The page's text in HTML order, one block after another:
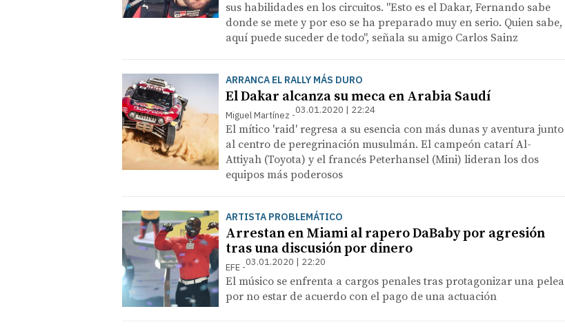
sus habilidades en los circuitos. "Esto es el Dakar, Fernando sabe
donde se mete y por eso se ha preparado muy en serio. Quien sabe,
aquí puede suceder de todo", señala su amigo Carlos Sainz
ARRANCA EL RALLY MÁS DURO
El Dakar alcanza su meca en Arabia Saudí
Miguel Martínez 03.01.2020 | 22:24
El mítico 'raid' regresa a su esencia con más dunas y aventura junto
al centro de peregrinación musulmán. El campeón catarí Al-
Attiyah (Toyota) y el francés Peterhansel (Mini) lideran los dos
equipos más poderosos
ARTISTA PROBLEMÁTICO
Arrestan en Miami al rapero DaBaby por agresión
tras una discusión por dinero
EFE 03.01.2020 | 22:20
El músico se enfrenta a cargos penales tras protagonizar una pelea
por no estar de acuerdo con el pago de una actuación